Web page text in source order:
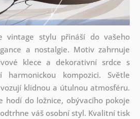
vintage stylu přináší do vašeho
a nostalgie. Motiv zahrnuje
klece a dekorativní srdce s
kompozici. Světle
klidnou a útulnou atmosféru.
hodí do ložnice, obývacího pokoje
váš osobní styl. Kvalitní tisk